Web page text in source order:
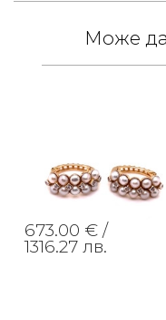
Може
673.00 € /
1316.27 лв.